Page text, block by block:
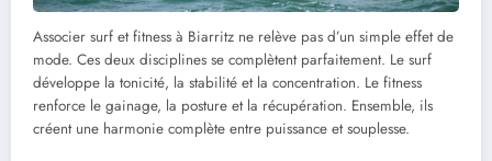
Associer surf et fitness à Biarritz ne relève pas d’un simple effet de
mode. Ces deux disciplines se complètent parfaitement. Le surf
développe la tonicité, la stabilité et la concentration. Le fitness
renforce le gainage, la posture et la récupération. Ensemble, ils
créent une harmonie complète entre puissance et souplesse.